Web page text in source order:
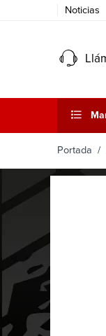
Noticias
Portada /